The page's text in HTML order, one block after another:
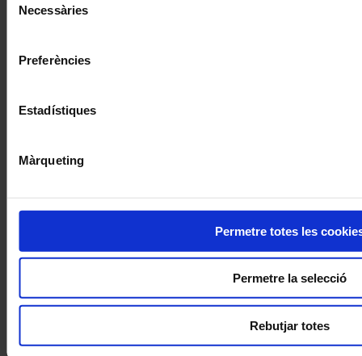
Necessàries
Preferències
Estadístiques
Màrqueting
Permetre totes les
Permetre la selecció
Rebutjar totes